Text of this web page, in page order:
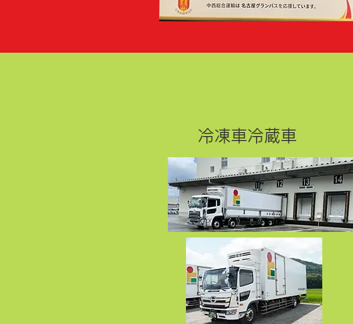
​冷凍車冷蔵車